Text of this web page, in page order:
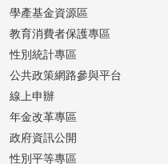
學產基金資源區
教育消費者保護專區
性別統計專區
公共政策網路參與平台
線上申辦
年金改革專區
政府資訊公開
性別平等專區